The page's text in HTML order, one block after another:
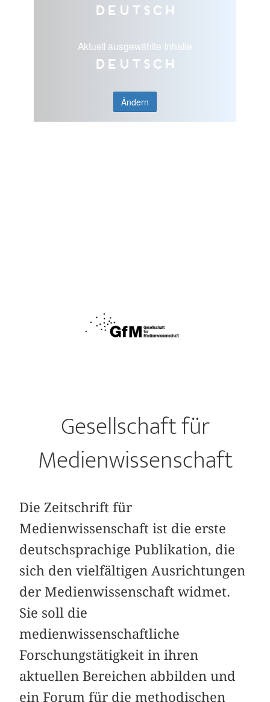
Deutsch
Aktuell ausgewählte Inhalte
Deutsch
Ändern
Gesellschaft für
Medienwissenschaft
Die Zeitschrift für
Medienwissenschaft ist die erste
deutschsprachige Publikation, die
sich den vielfältigen Ausrichtungen
der Medienwissenschaft widmet.
Sie soll die
medienwissenschaftliche
Forschungstätigkeit in ihren
aktuellen Bereichen abbilden und
ein Forum für die methodischen